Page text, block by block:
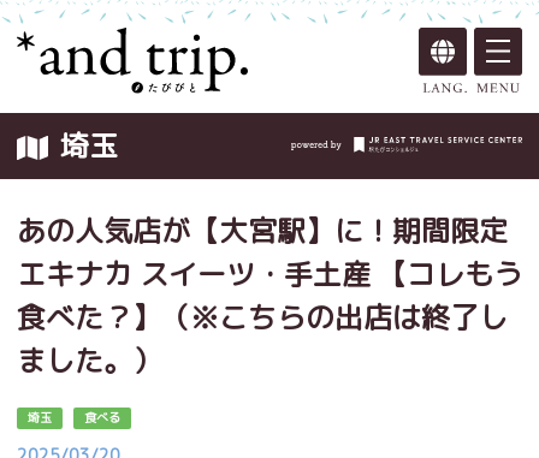
埼玉
あの人気店が【大宮駅】に！期間限定
エキナカ スイーツ・手土産 【コレもう
食べた？】（※こちらの出店は終了し
ました。）
埼玉 食べる